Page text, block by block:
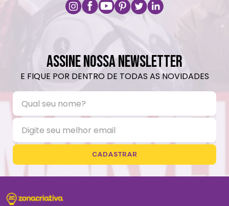
ASSINE NOSSA NEWSLETTER
E FIQUE POR DENTRO DE TODAS AS NOVIDADES
CADASTRAR